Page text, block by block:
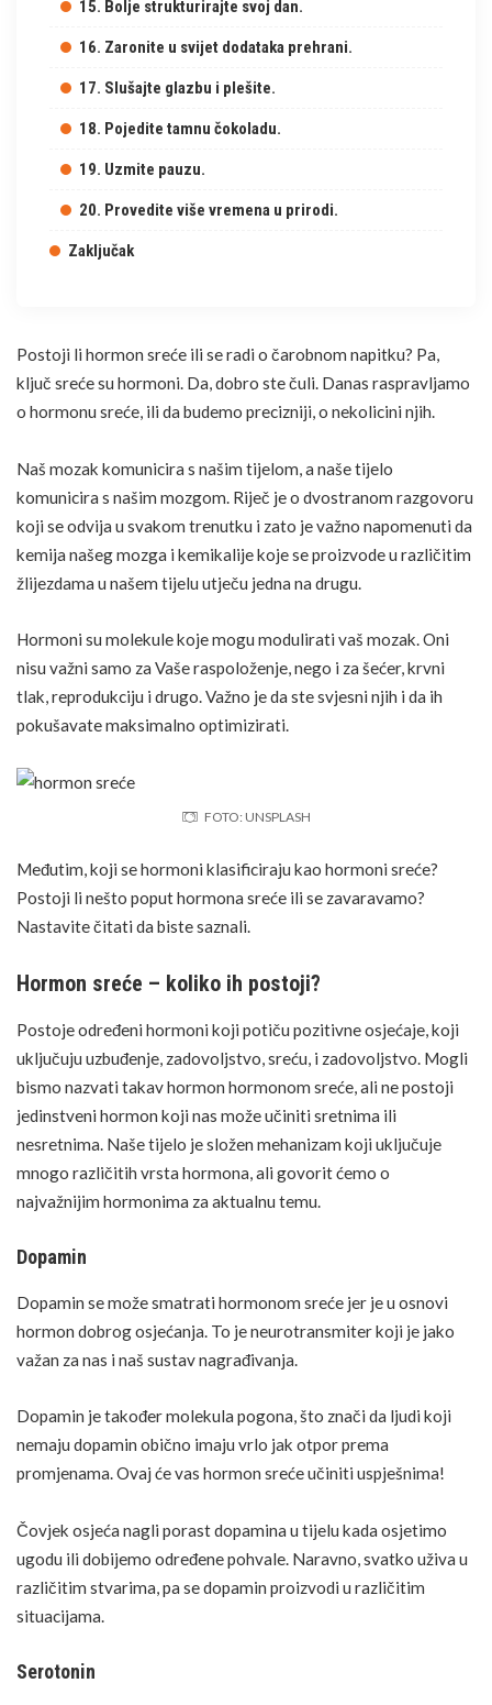
15. Bolje strukturirajte svoj dan.
16. Zaronite u svijet dodataka prehrani.
17. Slušajte glazbu i plešite.
18. Pojedite tamnu čokoladu.
19. Uzmite pauzu.
20. Provedite više vremena u prirodi.
Zaključak
Postoji li hormon sreće ili se radi o čarobnom napitku? Pa,
ključ sreće su hormoni. Da, dobro ste čuli. Danas raspravljamo
o hormonu sreće, ili da budemo precizniji, o nekolicini njih.
Naš mozak komunicira s našim tijelom, a naše tijelo
komunicira s našim mozgom. Riječ je o dvostranom razgovoru
koji se odvija u svakom trenutku i zato je važno napomenuti da
kemija našeg mozga i kemikalije koje se proizvode u različitim
žlijezdama u našem tijelu utječu jedna na drugu.
Hormoni su molekule koje mogu modulirati vaš mozak. Oni
nisu važni samo za Vaše raspoloženje, nego i za šećer, krvni
tlak, reprodukciju i drugo. Važno je da ste svjesni njih i da ih
pokušavate maksimalno optimizirati.
FOTO: UNSPLASH
Međutim, koji se hormoni klasificiraju kao hormoni sreće?
Postoji li nešto poput hormona sreće ili se zavaravamo?
Nastavite čitati da biste saznali.
Hormon sreće – koliko ih postoji?
Postoje određeni hormoni koji potiču pozitivne osjećaje, koji
uključuju uzbuđenje, zadovoljstvo, sreću, i zadovoljstvo. Mogli
bismo nazvati takav hormon hormonom sreće, ali ne postoji
jedinstveni hormon koji nas može učiniti sretnima ili
nesretnima. Naše tijelo je složen mehanizam koji uključuje
mnogo različitih vrsta hormona, ali govorit ćemo o
najvažnijim hormonima za aktualnu temu.
Dopamin
Dopamin se može smatrati hormonom sreće jer je u osnovi
hormon dobrog osjećanja. To je neurotransmiter koji je jako
važan za nas i naš sustav nagrađivanja.
Dopamin je takođermolekula pogona, što znači da ljudi koji
nemaju dopamin obično imaju vrlo jak otpor prema
promjenama. Ovaj će vas hormon sreće učiniti uspješnima!
Čovjek osjeća nagli porast dopamina u tijelu kada osjetimo
ugodu ili dobijemo određene pohvale. Naravno, svatko uživa u
različitim stvarima, pa se dopamin proizvodi u različitim
situacijama.
Serotonin